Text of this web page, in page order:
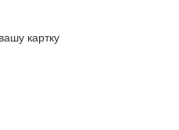
картку